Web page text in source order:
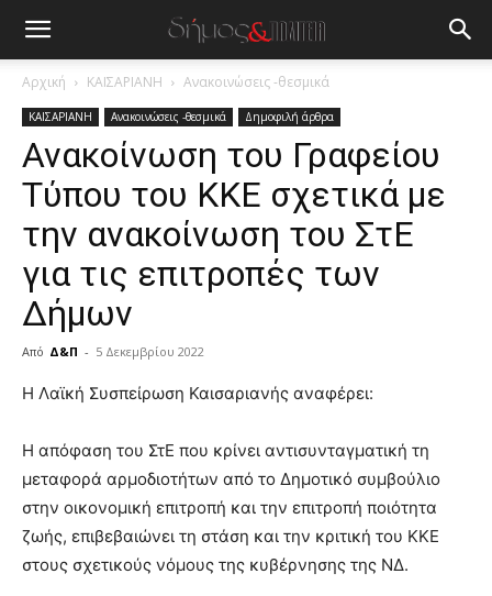
Αρχική ΚΑΙΣΑΡΙΑΝΗ Ανακοινώσεις -θεσμικά
ΚΑΙΣΑΡΙΑΝΗ Ανακοινώσεις -θεσμικά Δημοφιλή άρθρα
Ανακοίνωση του Γραφείου
Τύπου του ΚΚΕ σχετικά με
την ανακοίνωση του ΣτΕ
για τις επιτροπές των
Δήμων
Από Δ&Π - 5 Δεκεμβρίου 2022
blonde
hot
cam
show. desi
xxx
lyons
Η Λαϊκή Συσπείρωση Καισαριανής αναφέρει:
Η απόφαση του ΣτΕ που κρίνει αντισυνταγματική τη
μεταφορά αρμοδιοτήτων από το Δημοτικό συμβούλιο
στην οικονομική επιτροπή και την επιτροπή ποιότητα
ζωής, επιβεβαιώνει τη στάση και την κριτική του ΚΚΕ
στους σχετικούς νόμους της κυβέρνησης της ΝΔ.